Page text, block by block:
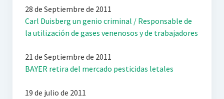
28 de Septiembre de 2011
Carl Duisberg un genio criminal / Responsable de
la utilización de gases venenosos y de trabajadores
21 de Septiembre de 2011
BAYER retira del mercado pesticidas letales
19 de julio de 2011